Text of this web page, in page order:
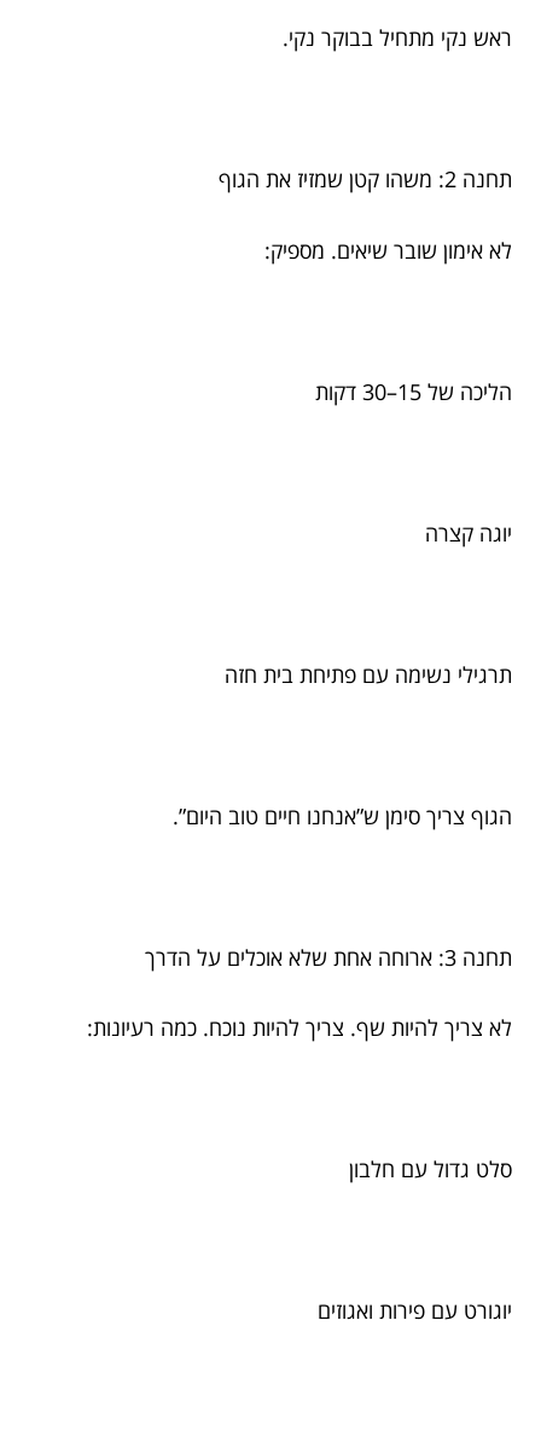
ראש נקי מתחיל בבוקר נקי.
תחנה 2: משהו קטן שמזיז את הגוף
לא אימון שובר שיאים. מספיק:
הליכה של 15–30 דקות
יוגה קצרה
תרגילי נשימה עם פתיחת בית חזה
הגוף צריך סימן ש”אנחנו חיים טוב היום”.
תחנה 3: ארוחה אחת שלא אוכלים על הדרך
לא צריך להיות שף. צריך להיות נוכח. כמה רעיונות:
סלט גדול עם חלבון
יוגורט עם פירות ואגוזים